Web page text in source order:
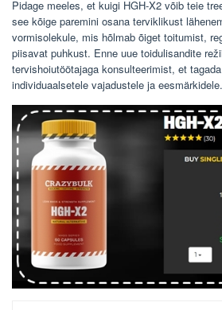
Pidage meeles, et kuigi HGH-X2 võib teie
see kõige paremini osana terviklikust
vormisolekule, mis hõlmab õiget toitumist,
piisavat puhkust. Enne uue toidulisandite
tervishoiutöötajaga konsulteerimist, et
individuaalsetele vajadustele ja eesmärkidele.